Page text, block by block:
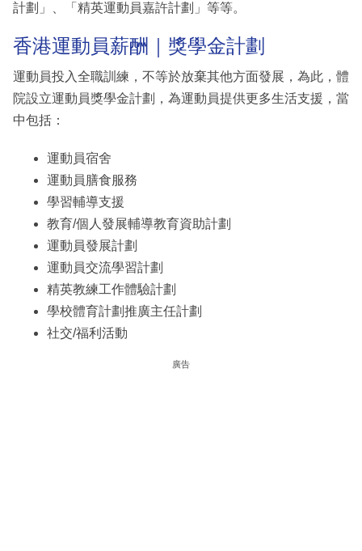
計劃」、「精英運動員嘉許計劃」等等。
香港運動員薪酬｜獎學金計劃
運動員投入全職訓練，不等於放棄其他方面發展，為此，體
院設立運動員獎學金計劃，為運動員提供更多生活支援，當
中包括：
運動員宿舍
運動員膳食服務
學習輔導支援
教育/個人發展輔導教育資助計劃
運動員發展計劃
運動員交流學習計劃
精英教練工作體驗計劃
學校體育計劃推廣主任計劃
社交/福利活動
廣告